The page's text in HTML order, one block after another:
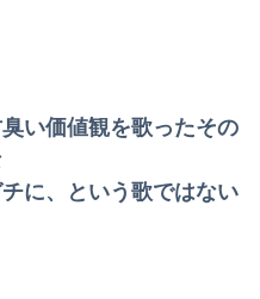
い価値観を歌ったその
に、という歌ではない